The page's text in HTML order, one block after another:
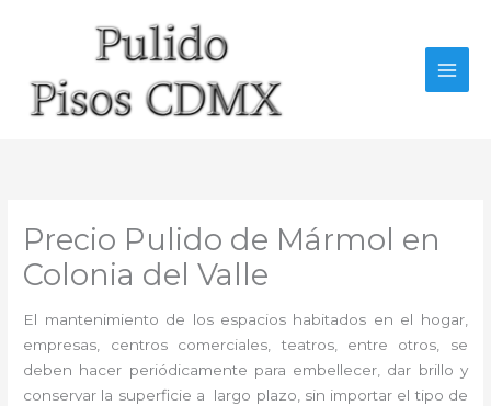
Precio Pulido de Mármol en
Colonia del Valle
El mantenimiento de los espacios habitados en el hogar,
empresas, centros comerciales, teatros, entre otros, se
deben hacer periódicamente para embellecer, dar brillo y
conservar la superficie a largo plazo, sin importar el tipo de